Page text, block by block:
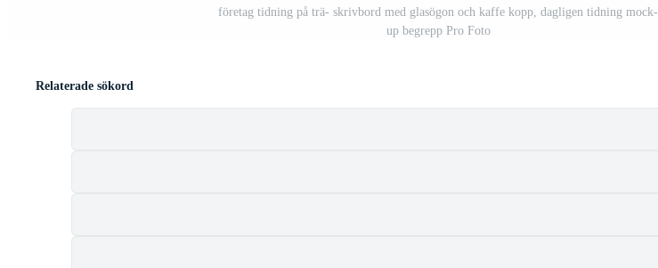
företag tidning på trä- skrivbord med glasögon och kaffe kopp, dagligen tidning mock-
up begrepp Pro Foto
Relaterade sökord